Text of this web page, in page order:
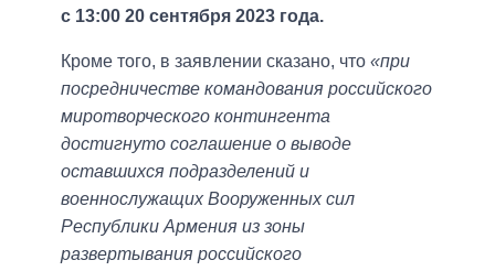
с 13:00 20 сентября 2023 года.
Кроме того, в заявлении сказано, что «при
посредничестве командования российского
миротворческого контингента
достигнуто соглашение о выводе
оставшихся подразделений и
военнослужащих Вооруженных сил
Республики Армения из зоны
развертывания российского